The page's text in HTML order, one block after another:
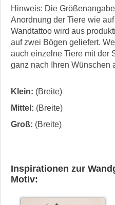
Hinweis: Die
Anordnung der Tiere wie
Wandtattoo wird aus
auf zwei Bögen geliefert.
auch einzelne Tiere mit der
ganz nach Ihren Wünschen
Klein: (Breite)
Mittel: (Breite)
Groß: (Breite)
Inspirationen zur
Motiv: